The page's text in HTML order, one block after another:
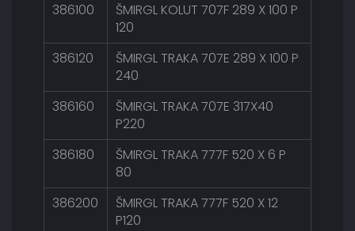
386100
ŠMIRGL KOLUT 707F 289 X 100 P
120
386120
ŠMIRGL TRAKA 707E 289 X 100 P
240
386160
ŠMIRGL TRAKA 707E 317X40
P220
386180
ŠMIRGL TRAKA 777F 520 X 6 P
80
386200
ŠMIRGL TRAKA 777F 520 X 12
P120